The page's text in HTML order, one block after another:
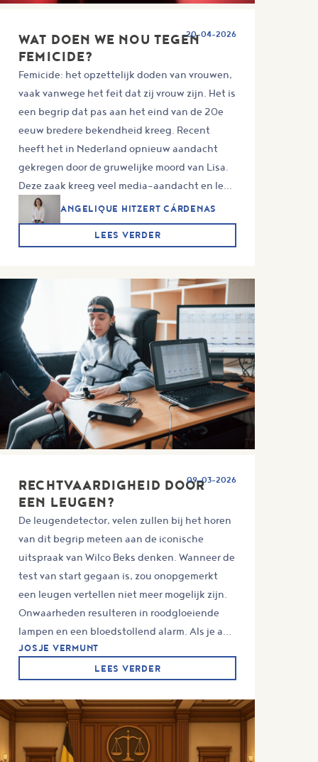
WAT DOEN WE NOU TEGEN
FEMICIDE?
20-04-2026
Femicide: het opzettelijk doden van vrouwen,
vaak vanwege het feit dat zij vrouw zijn. Het is
een begrip dat pas aan het eind van de 20e
eeuw bredere bekendheid kreeg. Recent
heeft het in Nederland opnieuw aandacht
gekregen door de gruwelijke moord van Lisa.
Deze zaak kreeg veel media-aandacht en le...
ANGELIQUE HITZERT CÁRDENAS
LEES VERDER
RECHTVAARDIGHEID DOOR
EEN LEUGEN?
09-03-2026
De leugendetector, velen zullen bij het horen
van dit begrip meteen aan de iconische
uitspraak van Wilco Beks denken. Wanneer de
test van start gegaan is, zou onopgemerkt
een leugen vertellen niet meer mogelijk zijn.
Onwaarheden resulteren in roodgloeiende
lampen en een bloedstollend alarm. Als je a...
JOSJE VERMUNT
LEES VERDER